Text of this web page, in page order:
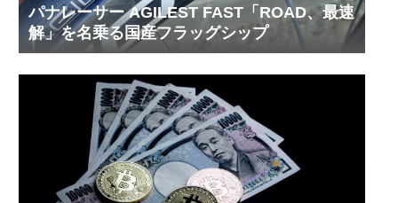
パナレーサー AGILEST FAST「ROAD、最速
解」を名乗る国産フラッグシップ